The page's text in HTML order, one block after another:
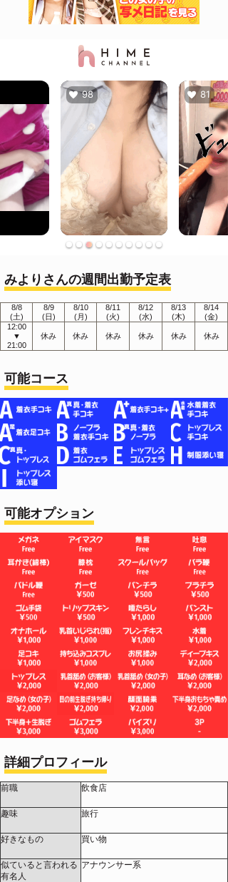
みよりさんの週間出勤予定表
8/8
(土)
8/9
(日)
8/10
(月)
8/11
(火)
8/12
(水)
8/13
(木)
8/14
(金)
12:00
▼
21:00
休み 休み 休み 休み 休み 休み
可能コース
可能オプション
詳細プロフィール
前職 飲食店
趣味 旅行
好きなもの 買い物
似ていると言われる
有名人
アナウンサー系